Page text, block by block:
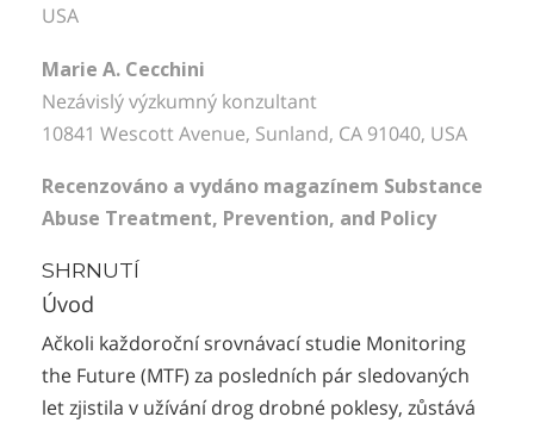
USA
Marie A. Cecchini
Nezávislý výzkumný konzultant
10841 Wescott Avenue, Sunland, CA 91040, USA
Recenzováno a vydáno magazínem Substance
Abuse Treatment, Prevention, and Policy
SHRNUTÍ
Úvod
Ačkoli každoroční srovnávací studie Monitoring
the Future (MTF) za posledních pár sledovaných
let zjistila v užívání drog drobné poklesy, zůstává